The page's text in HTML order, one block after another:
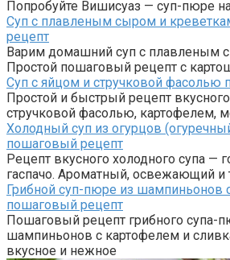
Попробуйте Вишисуаз — суп-пюре
Суп с плавленым сыром и
рецепт
Варим домашний суп с плавленым
Простой пошаговый рецепт с
Суп с яйцом и стручковой фасолью
Простой и быстрый рецепт
стручковой фасолью, картофелем,
Холодный суп из огурцов
пошаговый рецепт
Рецепт вкусного холодного супа —
гаспачо. Ароматный, освежающий и
Грибной суп-пюре из шампиньонов
пошаговый рецепт
Пошаговый рецепт грибного супа-
шампиньонов с картофелем и
вкусное и нежное